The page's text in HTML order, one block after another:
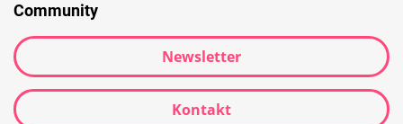
Community
Newsletter
Kontakt